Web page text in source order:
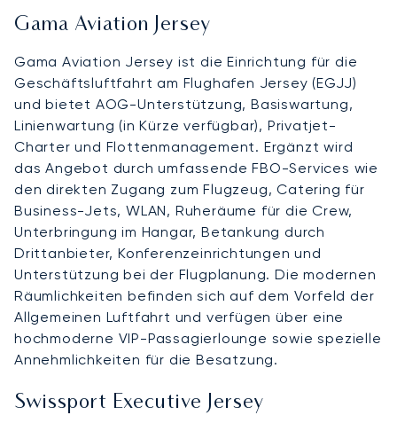
Gama Aviation Jersey
Gama Aviation Jersey ist die Einrichtung für die
Geschäftsluftfahrt am Flughafen Jersey (EGJJ)
und bietet AOG-Unterstützung, Basiswartung,
Linienwartung (in Kürze verfügbar), Privatjet-
Charter und Flottenmanagement. Ergänzt wird
das Angebot durch umfassende FBO-Services wie
den direkten Zugang zum Flugzeug, Catering für
Business-Jets, WLAN, Ruheräume für die Crew,
Unterbringung im Hangar, Betankung durch
Drittanbieter, Konferenzeinrichtungen und
Unterstützung bei der Flugplanung. Die modernen
Räumlichkeiten befinden sich auf dem Vorfeld der
Allgemeinen Luftfahrt und verfügen über eine
hochmoderne VIP-Passagierlounge sowie spezielle
Annehmlichkeiten für die Besatzung.
Swissport Executive Jersey